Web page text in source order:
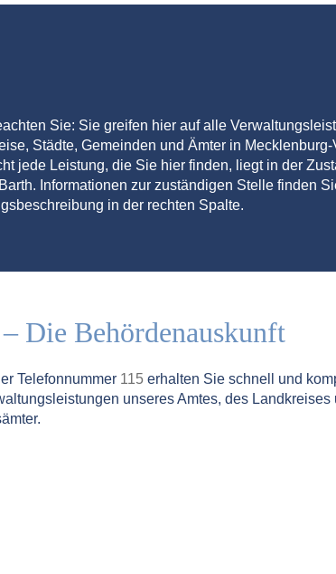
Sie: Sie greifen hier auf alle
Städte, Gemeinden und Ämter in Mecklenburg-
jede Leistung, die Sie hier finden, liegt in der
Informationen zur zuständigen Stelle finden
in der rechten Spalte.
– Die Behördenauskunft
Telefonnummer 115 erhalten Sie schnell und
unseres Amtes, des Landkreises